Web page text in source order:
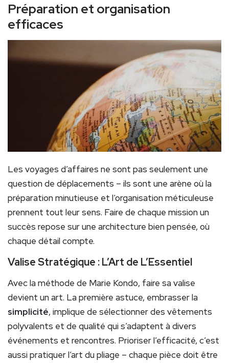
Préparation et organisation
efficaces
Les voyages d’affaires ne sont pas seulement une
question de déplacements – ils sont une arène où la
préparation minutieuse et l’organisation méticuleuse
prennent tout leur sens. Faire de chaque mission un
succès repose sur une architecture bien pensée, où
chaque détail compte.
Valise Stratégique : L’Art de L’Essentiel
Avec la méthode de Marie Kondo, faire sa valise
devient un art. La première astuce, embrasser la
simplicité, implique de sélectionner des vêtements
polyvalents et de qualité qui s’adaptent à divers
événements et rencontres. Prioriser l’efficacité, c’est
aussi pratiquer l’art du pliage – chaque pièce doit être